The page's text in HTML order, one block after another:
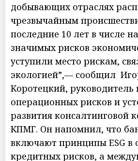
добывающих отраслях
чрезвычайным
последние 10 лет в числе
значимых рисков
уступили место рискам,
экологией”,— сообщил
Коротецкий, руководитель
операционных рисков и
развития консалтинговой
КПМГ. Он напомнил, что
включают принципы ESG в
кредитных рисков, а